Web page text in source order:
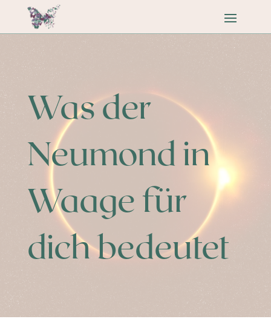
Was der
Neumond in
Waage für
dich bedeutet